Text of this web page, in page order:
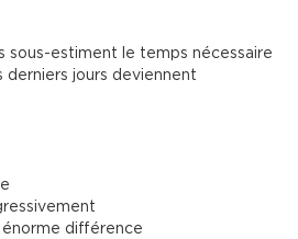
sous-estiment le temps nécessaire
derniers jours deviennent
énorme différence